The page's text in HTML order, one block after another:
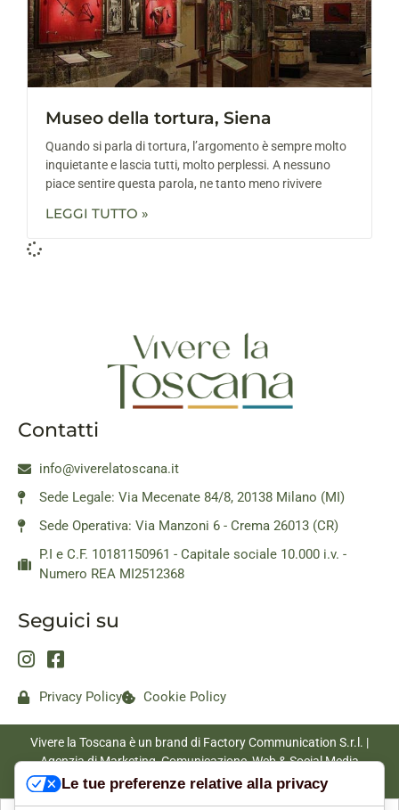
Museo della tortura, Siena
Quando si parla di tortura, l’argomento è sempre molto
inquietante e lascia tutti, molto perplessi. A nessuno
piace sentire questa parola, ne tanto meno rivivere
LEGGI TUTTO »
Contatti
info@viverelatoscana.it
Sede Legale: Via Mecenate 84/8, 20138 Milano (MI)
Sede Operativa: Via Manzoni 6 - Crema 26013 (CR)
P.I e C.F. 10181150961 - Capitale sociale 10.000 i.v. -
Numero REA MI2512368
Seguici su
Privacy Policy Cookie Policy
Vivere la Toscana è un brand di Factory Communication S.r.l. |
Agenzia di Marketing, Comunicazione, Web & Social Media
|www.factorycommunication.it
Le tue preferenze relative alla privacy